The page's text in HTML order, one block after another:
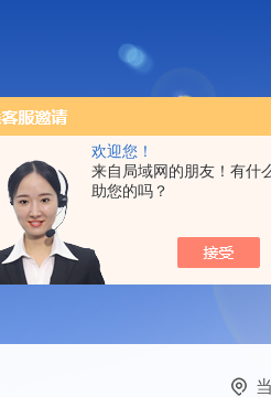
欢迎您！
来自局域网的朋友！有什
助您的吗？